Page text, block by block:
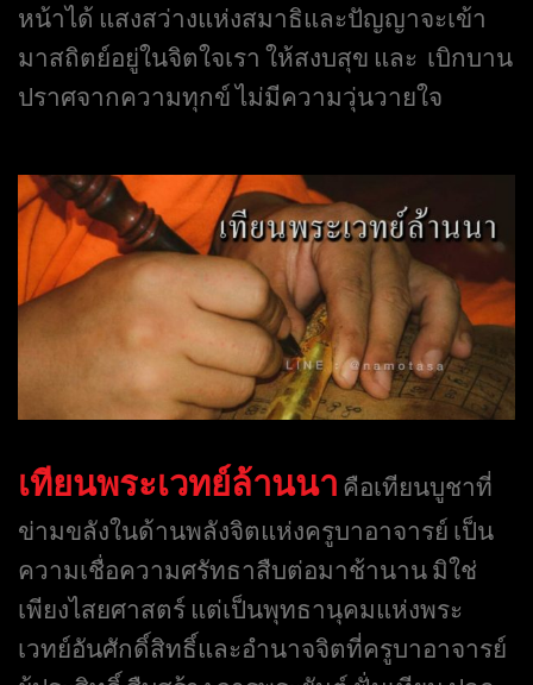
หน้าได้ แสงสว่างแห่งสมาธิและปัญญาจะเข้า
มาสถิตย์อยู่ในจิตใจเรา ให้สงบสุข และ เบิกบาน
ปราศจากความทุกข์ ไม่มีความวุ่นวายใจ
เทียนพระเวทย์ล้านนา คือเทียนบูชาที่
ข่ามขลังในด้านพลังจิตแห่งครูบาอาจารย์ เป็น
ความเชื่อความศรัทธาสืบต่อมาช้านาน มิใช่
เพียงไสยศาสตร์ แต่เป็นพุทธานุคมแห่งพระ
เวทย์อันศักดิ์สิทธิ์และอำนาจจิตที่ครูบาอาจารย์